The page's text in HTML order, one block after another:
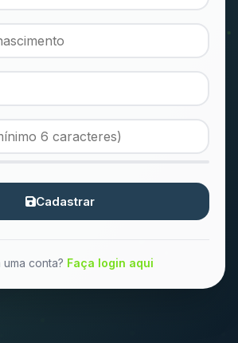
Cadastrar
uma conta? Faça login aqui